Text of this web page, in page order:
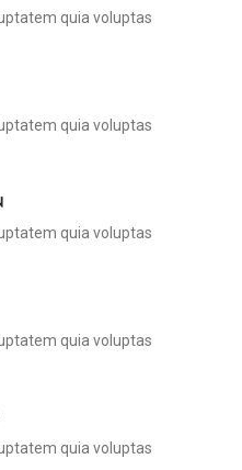
quia voluptas
quia voluptas
quia voluptas
quia voluptas
quia voluptas